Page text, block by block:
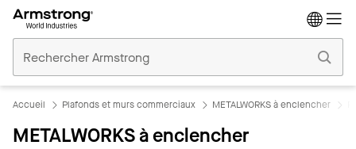
Plafonds
Commerciaux
Accueil Plafonds et murs commerciaux METALWORKS à enclencher
METALWORKS à enclencher